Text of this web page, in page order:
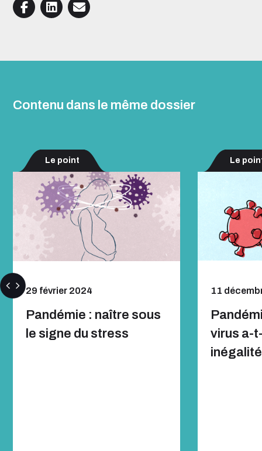
Contenu dans le même dossier
Le point
29 février 2024
Pandémie : naître sous
le signe du stress
Le
11
virus a-